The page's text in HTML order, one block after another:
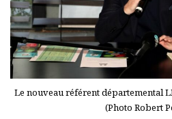
Le nouveau référent départemental
(Photo Robert